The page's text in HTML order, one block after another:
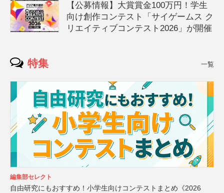
【公募情報】大賞賞金100万円！学生
向け創作コンテスト「サイゲームス ク
リエイティブコンテスト2026」が開催
特集 一覧
編集部セレクト
自由研究にもおすすめ！小学生向けコンテストまとめ《2026